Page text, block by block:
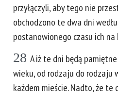
przyłączyli, aby tego nie
obchodzono te dwa dni
postanowionego czasu ich na
28 A iż te dni będą
wieku, od rodzaju do rodzaju
każdem mieście. Nadto, że te